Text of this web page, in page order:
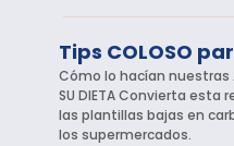
Tips COLOSO
Cómo lo hacían nuestras
SU DIETA Convierta esta
las plantillas bajas en
los supermercados.